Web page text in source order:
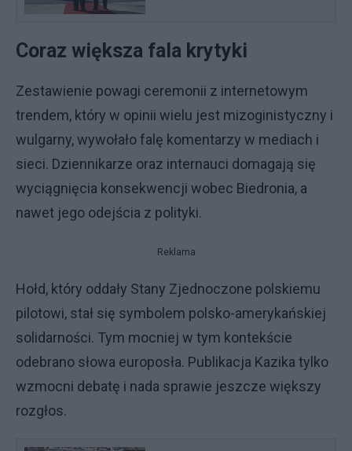
Coraz większa fala krytyki
Zestawienie powagi ceremonii z internetowym
trendem, który w opinii wielu jest mizoginistyczny i
wulgarny, wywołało falę komentarzy w mediach i
sieci. Dziennikarze oraz internauci domagają się
wyciągnięcia konsekwencji wobec Biedronia, a
nawet jego odejścia z polityki.
Reklama
Hołd, który oddały Stany Zjednoczone polskiemu
pilotowi, stał się symbolem polsko-amerykańskiej
solidarności. Tym mocniej w tym kontekście
odebrano słowa europosła. Publikacja Kazika tylko
wzmocni debatę i nada sprawie jeszcze większy
rozgłos.